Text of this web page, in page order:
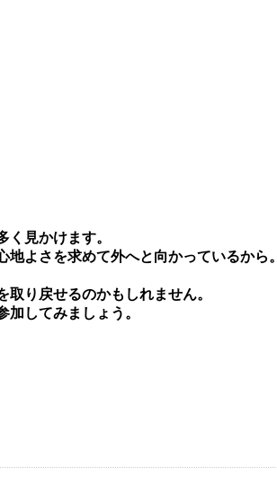
⾒かけます。
よさを求めて外へと向かっているから。
り戻せるのかもしれません。
してみましょう。